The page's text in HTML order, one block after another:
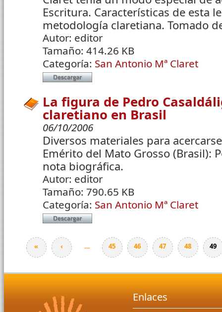
Escritura. Características de esta
metodología claretiana. Tomado
Autor: editor
Tamaño: 414.26 KB
Categoría: San Antonio Mª Claret
La figura de Pedro
claretiano en Brasil
06/10/2006
Diversos materiales para
Emérito del Mato Grosso (Brasil):
nota biográfica.
Autor: editor
Tamaño: 790.65 KB
Categoría: San Antonio Mª Claret
Páginas
« ‹ … 45 46 47 48 49
Enlaces